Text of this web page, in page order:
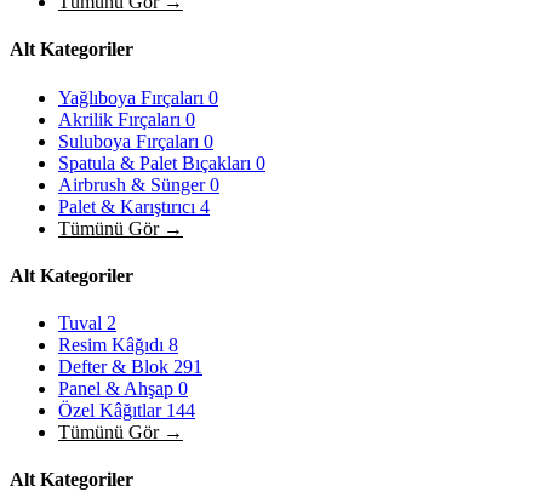
Alt Kategoriler
Yağlıboya Fırçaları 0
Akrilik Fırçaları 0
Suluboya Fırçaları 0
Spatula & Palet Bıçakları 0
Airbrush & Sünger0
Palet & Karıştırıcı 4
Tümünü Gör →
Alt Kategoriler
Tuval 2
Resim Kâğıdı 8
Defter & Blok 291
Panel & Ahşap 0
Özel Kâğıtlar 144
Tümünü Gör →
Alt Kategoriler